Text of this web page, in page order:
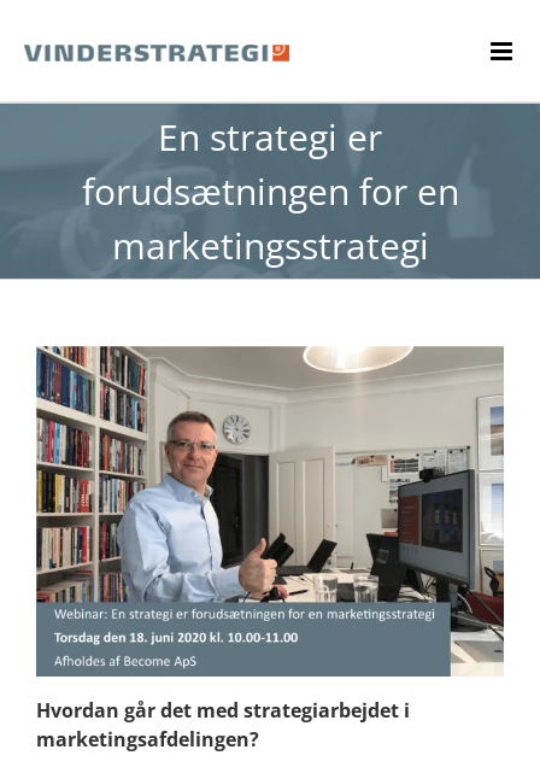
content
En strategi er
forudsætningen for en
marketingsstrategi
Hvordan går det med strategiarbejdet i
marketingsafdelingen?